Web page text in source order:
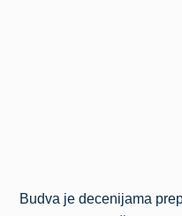
Budva je decenijama